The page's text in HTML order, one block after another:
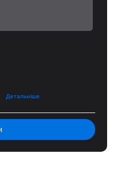
Детальніше